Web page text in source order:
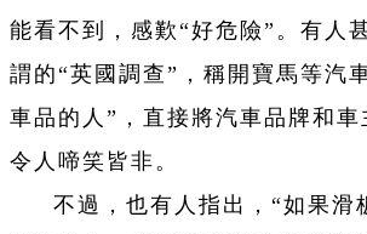
能看不到，感歎“好危險”。有人
謂的“英國調查”，稱開寶馬等汽
車品的人”，直接將汽車品牌和車
令人啼笑皆非。
不過，也有人指出，“如果滑